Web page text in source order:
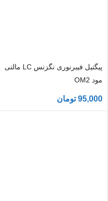
پیگتیل فیبرنوری نگزنس LC مالتی
مود OM2
95,000 تومان